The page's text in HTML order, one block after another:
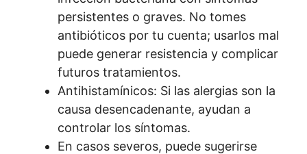
persistentes o graves. No tomes
antibióticos por tu cuenta; usarlos mal
puede generar resistencia y complicar
futuros tratamientos.
Antihistamínicos: Si las alergias son la
causa desencadenante, ayudan a
controlar los síntomas.
En casos severos, puede sugerirse